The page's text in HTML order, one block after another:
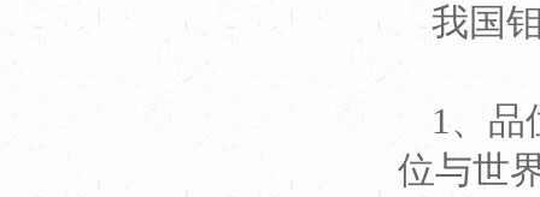
我国
1、品
位与世